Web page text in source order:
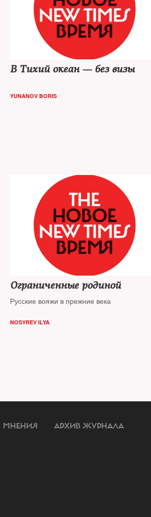
В Тихий океан — без визы
YUNANOV BORIS
Ограниченные родиной
Русские вояжи в прежние века
NOSYREV ILYA
МНЕНИЯ АРХИВ ЖУРНАЛА